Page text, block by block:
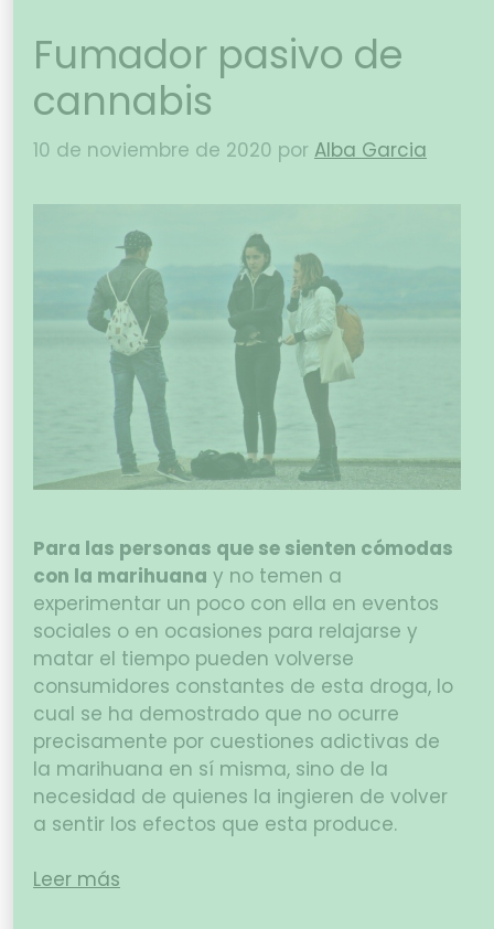
Fumador pasivo de
cannabis
10 de noviembre de 2020 por Alba Garcia
Para las personas que se sienten cómodas
con la marihuana y no temen a
experimentar un poco con ella en eventos
sociales o en ocasiones para relajarse y
matar el tiempo pueden volverse
consumidores constantes de esta droga, lo
cual se ha demostrado que no ocurre
precisamente por cuestiones adictivas de
la marihuana en sí misma, sino de la
necesidad de quienes la ingieren de volver
a sentir los efectos que esta produce.
Leer más